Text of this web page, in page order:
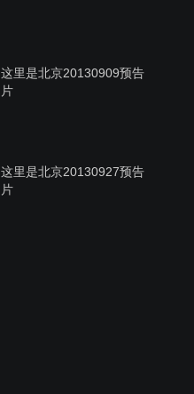
这里是北京20130909预告
片
这里是北京20130927预告
片